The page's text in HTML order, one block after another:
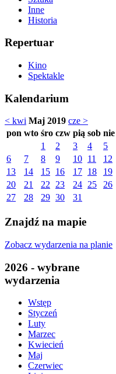
Inne
Historia
Repertuar
Kino
Spektakle
Kalendarium
< kwi Maj 2019 cze >
pon wto śro czw pią sob nie
1
2 3 4
5
6
7 8 9 10 11
12
13
14 15 16 17 18
19
20
21 22 23 24 25
26
27
28 29 30 31
Znajdź na mapie
Zobacz wydarzenia na planie
2026 - wybrane
wydarzenia
Wstęp
Styczeń
Luty
Marzec
Kwiecień
Maj
Czerwiec